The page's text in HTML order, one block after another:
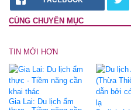
CÙNG CHUYÊN MỤC
TIN MỚI HƠN
Gia Lai: Du lịch ẩm